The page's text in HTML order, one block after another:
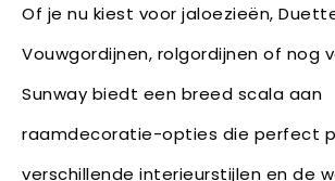
Of je nu kiest voor jaloezieën,
Vouwgordijnen, rolgordijnen of nog
Sunway biedt een breed scala aan
raamdecoratie-opties die perfect
verschillende interieurstijlen en de